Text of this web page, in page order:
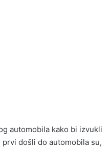
automobila kako bi izvukli
došli do automobila su,